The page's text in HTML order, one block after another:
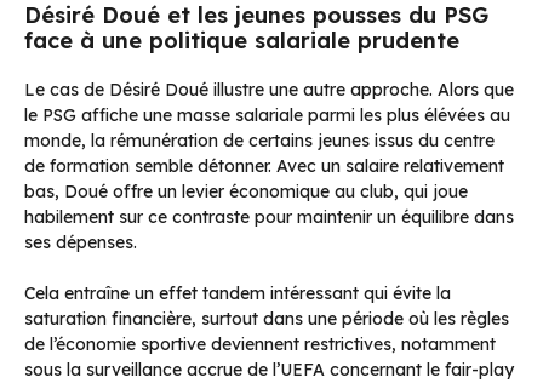
Désiré Doué et les jeunes pousses du PSG
face à une politique salariale prudente
Le cas de Désiré Doué illustre une autre approche. Alors que
le PSG affiche une masse salariale parmi les plus élévées au
monde, la rémunération de certains jeunes issus du centre
de formation semble détonner. Avec un salaire relativement
bas, Doué offre un levier économique au club, qui joue
habilement sur ce contraste pour maintenir un équilibre dans
ses dépenses.
Cela entraîne un effet tandem intéressant qui évite la
saturation financière, surtout dans une période où les règles
de l’économie sportive deviennent restrictives, notamment
sous la surveillance accrue de l’UEFA concernant le fair-play